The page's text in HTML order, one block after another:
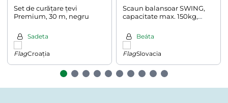
Set de curățare țevi
Premium, 30 m, negru
Sadeta
Croația
Scaun balansoar SWING,
capacitate max. 150kg,
Beáta
Slovacia